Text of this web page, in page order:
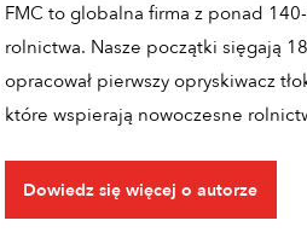
FMC to globalna firma z ponad
rolnictwa. Nasze początki sięgają
opracował pierwszy opryskiwacz
które wspierają nowoczesne
Dowiedz się więcej o autorze